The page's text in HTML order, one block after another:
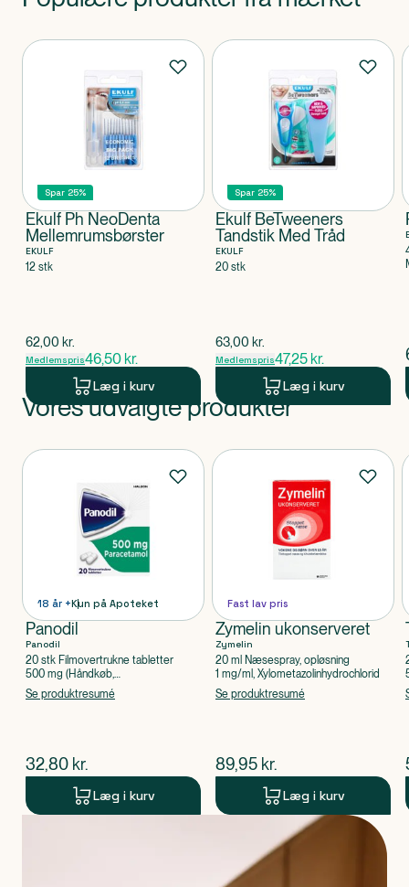
Produkter
Spar 25%
Ekulf Ph NeoDenta
Mellemrumsbørster
EKULF
12 stk
$gammel pris
62,00 kr.
Medlemspris46,50 kr.
Læg i kurv
Spar 25%
Ekulf BeTweeners
Tandstik Med Tråd
EKULF
20 stk
$gammel pris
63,00 kr.
Medlemspris47,25 kr.
Læg i kurv
Produkt 1 af 0
Vores udvalgte produkter
Produkter
18 år +Kun på Apoteket
Panodil
Panodil
20 stk Filmovertrukne tabletter
500 mg (Håndkøb,
apoteksforbeholdt), Paracetamol
Se produktresumé
$nuværende pris
32,80 kr.
Læg i kurv
Fast lav pris
Zymelin ukonserveret
Zymelin
20 ml Næsespray, opløsning
1 mg/ml, Xylometazolinhydrochlorid
Se produktresumé
$nuværende pris
89,95 kr.
Læg i kurv